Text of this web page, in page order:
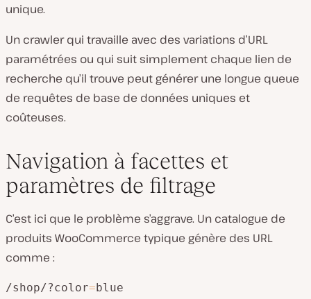
unique.
Un crawler qui travaille avec des variations d’URL
paramétrées ou qui suit simplement chaque lien de
recherche qu’il trouve peut générer une longue queue
de requêtes de base de données uniques et
coûteuses.
Navigation à facettes et
paramètres de filtrage
C’est ici que le problème s’aggrave. Un catalogue de
produits WooCommerce typique génère des URL
comme :
/shop/?color=blue